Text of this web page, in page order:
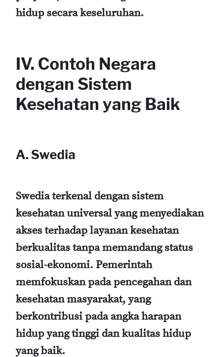
hidup secara keseluruhan.
IV. Contoh Negara
dengan Sistem
Kesehatan yang Baik
A. Swedia
Swedia terkenal dengan sistem
kesehatan universal yang menyediakan
akses terhadap layanan kesehatan
berkualitas tanpa memandang status
sosial-ekonomi. Pemerintah
memfokuskan pada pencegahan dan
kesehatan masyarakat, yang
berkontribusi pada angka harapan
hidup yang tinggi dan kualitas hidup
yang baik.